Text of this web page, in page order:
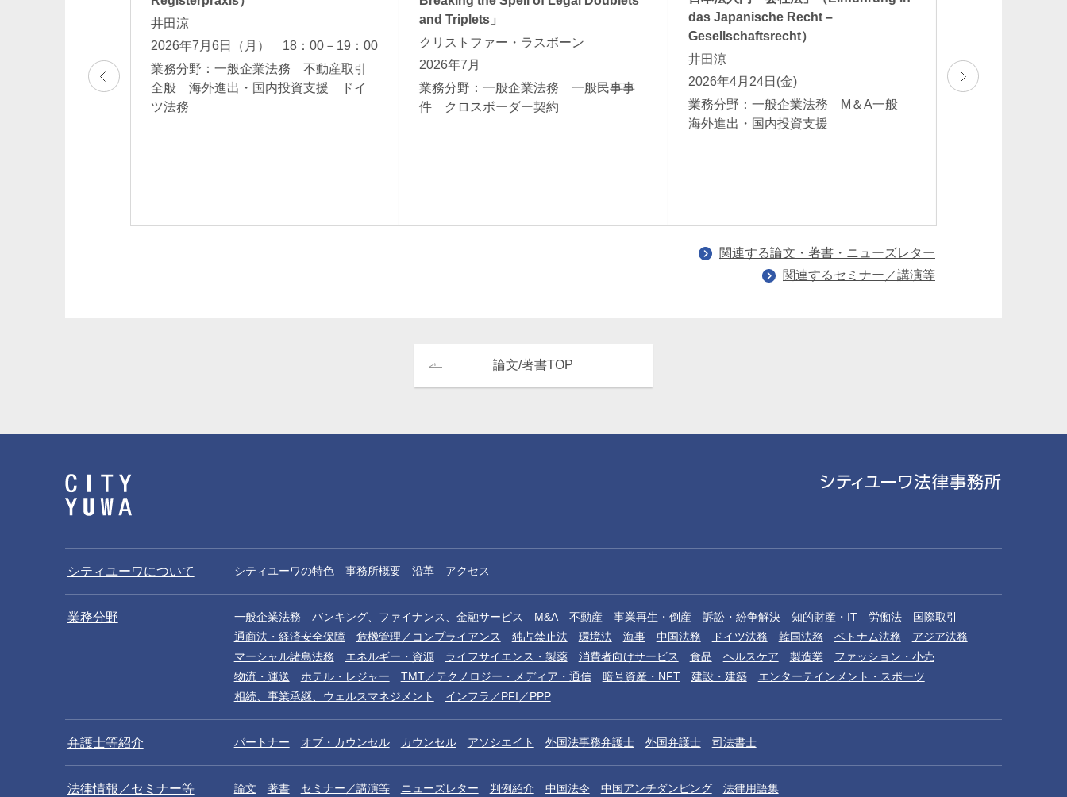
14：00-15：00
井田涼
2026年7月6日（月） 18：00－19：00
業務分野：一般企業法務 不動産取引
全般 海外進出・国内投資支援 ドイ
ツ法務
and Triplets」
クリストファー・ラスボーン
2026年7月
業務分野：一般企業法務 一般民事事
件 クロスボーダー契約
das Japanische Recht –
Gesellschaftsrecht）
井田涼
2026年4月24日(金)
業務分野：一般企業法務 M＆A一般
海外進出・国内投資支援
弘 酒井夕夏 森
2026年4月
関連する論文・著書・ニューズレター
関連するセミナー／講演等
論文/著書TOP
シティユーワについて シティユーワの特色 事務所概要 沿革 アクセス
業務分野 一般企業法務 バンキング、ファイナンス、金融サービス M&A 不動産 事業再生・倒産 訴訟・紛争解決 知的財産・IT 労働法
国際取引
通商法・経済安全保障
危機管理／コンプライアンス 独占禁止法 環境法 海事 中国法務 ドイツ法務 韓国法務 ベトナム法務
アジア法務
マーシャル諸島法務
エネルギー・資源 ライフサイエンス・製薬 消費者向けサービス 食品 ヘルスケア 製造業
ファッション・小売
物流・運送
ホテル・レジャー TMT／テクノロジー・メディア・通信 暗号資産・NFT 建設・建築
エンターテインメント・スポーツ
相続、事業承継、ウェルスマネジメント
インフラ／PFI／PPP
弁護士等紹介 パートナー オブ・カウンセル カウンセル アソシエイト 外国法事務弁護士 外国弁護士 司法書士
法律情報／セミナー等 論文 著書 セミナー／講演等 ニューズレター 判例紹介 中国法令 中国アンチダンピング 法律用語集